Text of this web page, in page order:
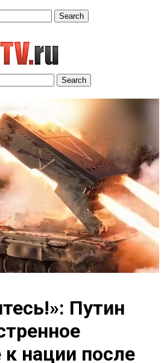
Search
Search
Путин
нации после